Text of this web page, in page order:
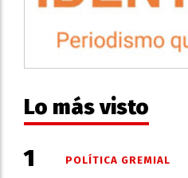
Lo más visto
POLÍTICA GREMIAL